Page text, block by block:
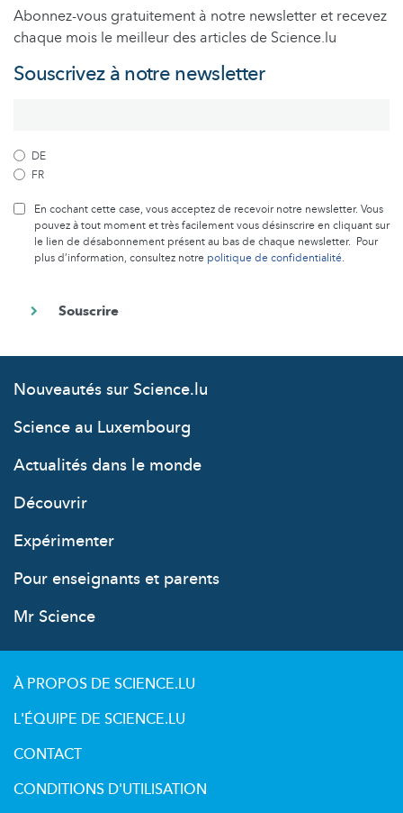
Abonnez-vous gratuitement à notre newsletter et recevez
chaque mois le meilleur des articles de Science.lu
Souscrivez à notre newsletter
DE
FR
En cochant cette case, vous acceptez de recevoir notre newsletter. Vous
pouvez à tout moment et très facilement vous désinscrire en cliquant sur
le lien de désabonnement présent au bas de chaque newsletter. Pour
plus d’information, consultez notre politique de confidentialité.
Nouveautés sur Science.lu
Science au Luxembourg
Actualités dans le monde
Découvrir
Expérimenter
Pour enseignants et parents
Mr Science
À PROPOS DE SCIENCE.LU
L'ÉQUIPE DE SCIENCE.LU
CONTACT
CONDITIONS D'UTILISATION